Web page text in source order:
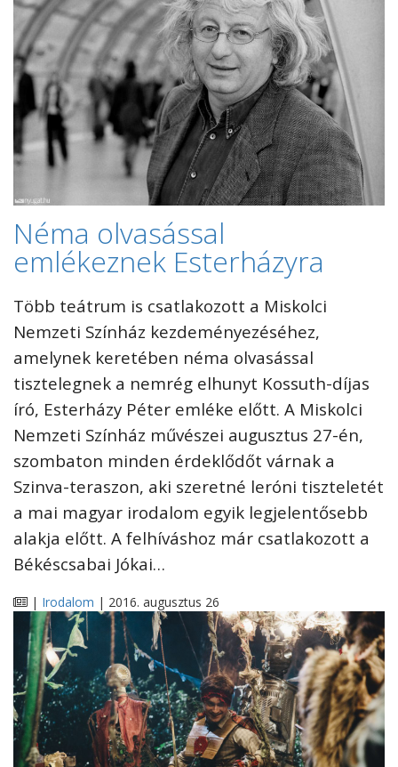
Néma olvasással
emlékeznek Esterházyra
Több teátrum is csatlakozott a Miskolci
Nemzeti Színház kezdeményezéséhez,
amelynek keretében néma olvasással
tisztelegnek a nemrég elhunyt Kossuth-díjas
író, Esterházy Péter emléke előtt. A Miskolci
Nemzeti Színház művészei augusztus 27-én,
szombaton minden érdeklődőt várnak a
Szinva-teraszon, aki szeretné leróni tiszteletét
a mai magyar irodalom egyik legjelentősebb
alakja előtt. A felhíváshoz már csatlakozott a
Békéscsabai Jókai…
| Irodalom | 2016. augusztus 26